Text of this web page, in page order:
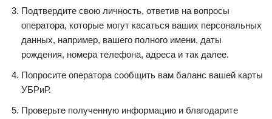
Подтвердите свою личность, ответив на вопросы
оператора, которые могут касаться ваших персональных
данных, например, вашего полного имени, даты
рождения, номера телефона, адреса и так далее.
Попросите оператора сообщить вам баланс вашей карты
УБРиР.
Проверьте полученную информацию и благодарите